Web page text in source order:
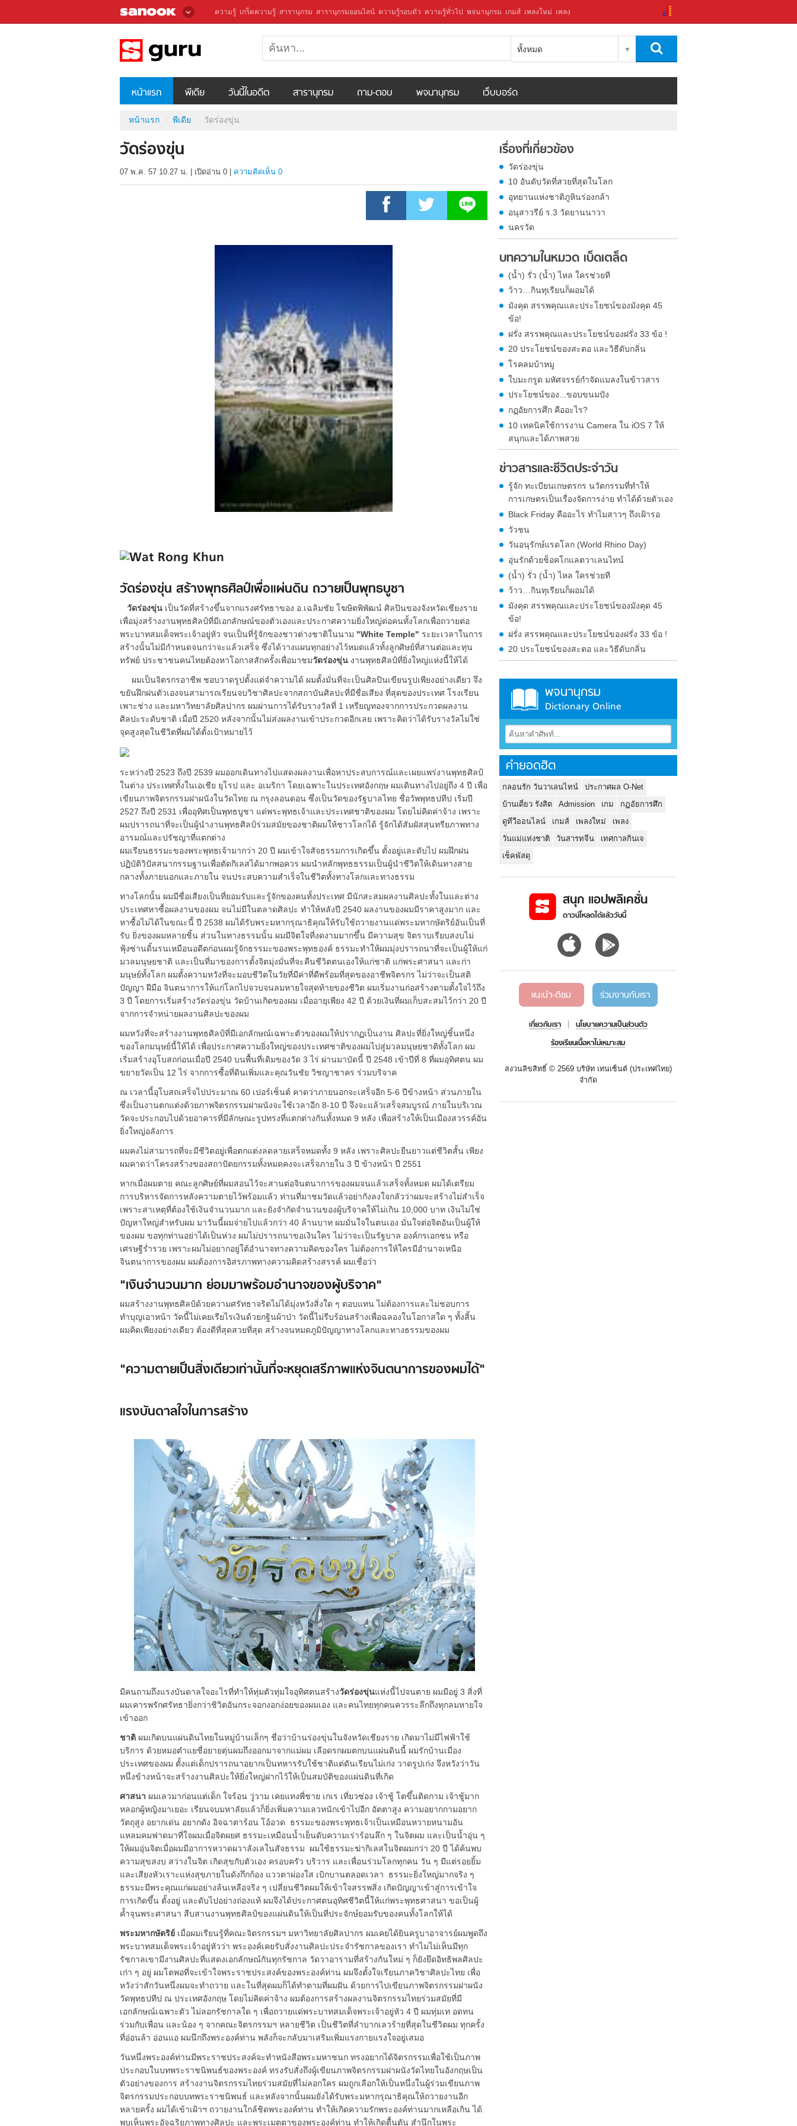
ความรู้ เกร็ดความรู้ สารานุกรม สารานุกรมออนไลน์ ความรู้รอบตัว ความรู้ทั่วไป พจนานุกรม เกมส์ เพลงใหม่ เพลง
ทั้งหมด
หน้าแรก พีเดีย วันนี้ในอดีต สารานุกรม ถาม-ตอบ พจนานุกรม เว็บบอร์ด
หน้าแรก พีเดีย วัดร่องขุ่น
วัดร่องขุ่น
07 พ.ค. 57 10.27 น. เปิดอ่าน 0 ความคิดเห็น 0
วัดร่องขุ่น สร้างพุทธศิลป์เพื่อแผ่นดิน ถวายเป็นพุทธบูชา
วัดร่องขุ่น เป็นวัดที่สร้างขึ้นจากแรงศรัทธาของ อ.เฉลิมชัย โฆษิตพิพัฒน์ ศิลปินของจังหวัดเชียงราย
เพื่อมุ่งสร้างงานพุทธศิลป์ที่มีเอกลักษณ์ของตัวเองและประกาศความยิ่งใหญ่ต่อคนทั้งโลกเพื่อถวายต่อ
พระบาทสมเด็จพระเจ้าอยู่หัว จนเป็นที่รู้จักของชาวต่างชาติในนาม "White Temple" ระยะเวลาในการ
สร้างนั้นไม่มีกำหนดจนกว่าจะแล้วเสร็จ ซึ่งได้วางแผนทุกอย่างไว้หมดแล้วทั้งลูกศิษย์ที่สานต่อและทุน
ทรัพย์ ประชาชนคนไทยต้องหาโอกาสสักครั้งเพื่อมาชมวัดร่องขุ่น งานพุทธศิลป์ที่ยิ่งใหญ่แห่งนี้ให้ได้
ผมเป็นจิตรกรอาชีพ ชอบวาดรูปตั้งแต่จำความได้ ผมตั้งมั่นที่จะเป็นศิลปินเขียนรูปเพียงอย่างเดียว จึง
ขยันฝึกฝนตัวเองจนสามารถเรียนจบวิชาศิลปะจากสถาบันศิลปะที่มีชื่อเสียง ที่สุดของประเทศ โรงเรียน
เพาะช่าง และมหาวิทยาลัยศิลปากร ผมผ่านการได้รับรางวัลที่ 1 เหรียญทองจากการประกวดผลงาน
ศิลปะระดับชาติ เมื่อปี 2520 หลังจากนั้นไม่ส่งผลงานเข้าประกวดอีกเลย เพราะคิดว่าได้รับรางวัลไม่ใช่
จุดสูงสุดในชีวิตที่ผมได้ตั้งเป้าหมายไว้
ระหว่างปี 2523 ถึงปี 2539 ผมออกเดินทางไปแสดงผลงานเพื่อหาประสบการณ์และเผยแพร่งานพุทธศิลป์
ในต่าง ประเทศทั้งในเอเชีย ยุโรป และ อเมริกา โดยเฉพาะในประเทศอังกฤษ ผมเดินทางไปอยู่ถึง 4 ปี เพื่อ
เขียนภาพจิตรกรรมฝาผนังในวัดไทย ณ กรุงลอนดอน ซึ่งเป็นวัดของรัฐบาลไทย ชื่อวัพพุทธปทีป เริ่มปี
2527 ถึงปี 2531 เพื่ออุทิศเป็นพุทธบูชา แด่พระพุทธเจ้าและประเทศชาติของผม โดยไม่คิดค่าจ้าง เพราะ
ผมปรารถนาที่จะเป็นผู้นำงานพุทธศิลป์ร่วมสมัยของชาติผมให้ชาวโลกได้ รู้จักได้สัมผัสสุนทรียภาพทาง
อารมณ์และปรัชญาที่แตกต่าง
ผมเรียนธรรมะของพระพุทธเจ้ามากว่า 20 ปี ผมเข้าใจสัจธรรมการเกิดขึ้น ตั้งอยู่และดับไป ผมฝึกฝน
ปฏิบัติวิปัสสนากรรมฐานเพื่อตัดกิเลสได้มากพอควร ผมนำหลักพุทธธรรมเป็นผู้นำชีวิตให้เดินทางสาย
กลางทั้งภายนอกและภายใน จนประสบความสำเร็จในชีวิตทั้งทางโลกและทางธรรม
ทางโลกนั้น ผมมีชื่อเสียงเป็นที่ยอมรับและรู้จักของคนทั้งประเทศ มีนักสะสมผลงานศิลปะทั้งในและต่าง
ประเทศหาซื้อผลงานของผม จนไม่มีในตลาดศิลปะ ทำให้หลังปี 2540 ผลงานของผมมีราคาสูงมาก และ
หาซื้อไม่ได้ในขณะนี้ ปี 2538 ผมได้รับพระมหากรุณาธิคุณให้รับใช้ถวายงานแด่พระมหากษัตริย์อันเป็นที่
รับ ยิ่งของผมหลายชิ้น ส่วนในทางธรรมนั้น ผมมีจิตใจที่งดงามมากขึ้น มีความสุข จิตราบเรียบสงบไม่
ฟุ้งซ่านดิ้นรนเหมือนอดีตก่อนผมรู้จักธรรมะของพระพุทธองค์ ธรรมะทำให้ผมมุ่งปรารถนาที่จะเป็นผู้ให้แก่
มวลมนุษยชาติ และเป็นที่มาของการตั้งจิตมุ่งมั่นที่จะคืนชีวิตตนเองให้แก่ชาติ แก่พระศาสนา และก่า
มนุษย์ทั้งโลก ผมตั้งความหวังที่จะมอบชีวิตในวัยที่มีค่าที่ดีพร้อมที่สุดของอาชีพจิตรกร ไม่ว่าจะเป็นสติ
ปัญญา ฝีมือ จินตนาการให้แก่โลกไปจวบจนลมหายใจสุดท้ายของชีวิต ผมเริ่มงานก่อสร้างตามตั้งใจไว้ถึง
3 ปี โดยการเริ่มสร้างวัดร่องขุ่น วัดบ้านเกิดของผม เมื่ออายุเพียง 42 ปี ด้วยเงินที่ผมเก็บสะสมไว้กว่า 20 ปี
จากการจำหน่ายผลงานศิลปะของผม
ผมหวังที่จะสร้างงานพุทธศิลป์ที่มีเอกลักษณ์เฉพาะตัวของผมให้ปรากฏเป็นงาน ศิลปะที่ยิ่งใหญ่ชิ้นหนึ่ง
ของโลกมนุษย์นี้ให้ได้ เพื่อประกาศความยิ่งใหญ่ของประเทศชาติของผมไปสู่มวลมนุษยชาติทั้งโลก ผม
เริ่มสร้างอุโบสถก่อนเมื่อปี 2540 บนพื้นที่เดิมของวัด 3 ไร่ ผ่านมาบัดนี้ ปี 2548 เข้าปีที่ 8 ที่ผมอุทิศตน ผม
ขยายวัดเป็น 12 ไร่ จากการซื้อที่ดินเพิ่มและคุณวันชัย วิชญาชาคร ร่วมบริจาค
ณ เวลานี้อุโบสถเสร็จไปประมาณ 60 เปอร์เซ็นต์ คาดว่าภายนอกจะเสร็จอีก 5-6 ปีข้างหน้า ส่วนภายใน
ซึ่งเป็นงานตกแต่งด้วยภาพจิตรกรรมฝาผนังจะใช้เวลาอีก 8-10 ปี จึงจะแล้วเสร็จสมบูรณ์ ภายในบริเวณ
วัดจะประกอบไปด้วยอาคารที่มีลักษณะรูปทรงที่แตกต่างกันทั้งหมด 9 หลัง เพื่อสร้างให้เป็นเมืองสวรรค์อัน
ยิ่งใหญ่อลังการ
ผมคงไม่สามารถที่จะมีชีวิตอยู่เพื่อตกแต่งลดลายเสร็จหมดทั้ง 9 หลัง เพราะศิลปะยืนยาวแต่ชีวิตสั้น เพียง
ผมคาดว่าโครงสร้างของสถาปัตยกรรมทั้งหมดคงจะเสร็จภายใน 3 ปี ข้างหน้า ปี 2551
หากเมื่อผมตาย คณะลูกศิษย์ที่ผมสอนไว้จะสานต่อจินตนาการของผมจนแล้วเสร็จทั้งหมด ผมได้เตรียม
การบริหารจัดการหลังความตายไว้พร้อมแล้ว ท่านที่มาชมวัดแล้วอย่ากังลงใจกลัวว่าผมจะสร้างไม่สำเร็จ
เพราะสาเหตุที่ต้องใช้เงินจำนวนมาก และยังจำกัดจำนวนของผู้บริจาคให้ไม่เกิน 10,000 บาท เงินไม่ใช่
ปัญหาใหญ่สำหรับผม มาวันนี้ผมจ่ายไปแล้วกว่า 40 ล้านบาท ผมมั่นใจในตนเอง มั่นใจต่อจิตอันเป็นผู้ให้
ของผม ขอทุกท่านอย่าได้เป็นห่วง ผมไม่ปรารถนาขอเงินใคร ไม่ว่าจะเป็นรัฐบาล องค์กรเอกชน หรือ
เศรษฐีร่ำรวย เพราะผมไม่อยากอยู่ใต้อำนาจทางความคิดของใคร ไม่ต้องการให้ใครมีอำนาจเหนือ
จินตนาการของผม ผมต้องการอิสรภาพทางความคิดสร้างสรรค์ ผมเชื่อว่า
"เงินจำนวนมาก ย่อมมาพร้อมอำนาจของผู้บริจาค"
ผมสร้างงานพุทธศิลป์ด้วยความศรัทธาจริตไม่ได้มุ่งหวังสิ่งใด ๆ ตอบแทน ไม่ต้องการและไม่ชอบการ
ทำบุญเอาหน้า วัดนี้ไม่เคยเรียไรเงินด้วยกฐินผ้าป่า วัดนี้ไม่รีบร้อนสร้างเพื่อฉลองในโอกาสใด ๆ ทั้งสิ้น
ผมคิดเพียงอย่างเดียว ต้องดีที่สุดสวยที่สุด สร้างจนหมดภูมิปัญญาทางโลกและทางธรรมของผม
"ความตายเป็นสิ่งเดียวเท่านั้นที่จะหยุดเสรีภาพแห่งจินตนาการของผมได้"
แรงบันดาลใจในการสร้าง
มีคนถามถึงแรงบันดาลใจอะไรที่ทำให้ทุ่มตัวทุ่มใจอุทิศตนสร้างวัดร่องขุ่นแห่งนี้ไปจนตาย ผมมีอยู่ 3 สิ่งที่
ผมเคารพรักศรัทธายิ่งกว่าชิวิตอันกระจอกงอกง่อยของผมเอง และคนไทยทุกคนควรระลึกถึงทุกลมหายใจ
เข้าออก
ชาติ ผมเกิดบนแผ่นดินไทยในหมู่บ้านเล็กๆ ชื่อว่าบ้านร่องขุ่นในจังหวัดเชียงราย เกิดมาไม่มีไฟฟ้าใช้
บริการ ด้วยหมอตำแยชื่อยายตุ่นผมถึงออกมาจากแม่ผม เลือดรกผมตกบนแผ่นดินนี้ ผมรักบ้านเมือง
ประเทศของผม ตั้งแต่เด็กปรารถนาอยากเป็นทหารรับใช้ชาติแต่ดันเรียนไม่เก่ง วาดรูปเก่ง จึงหวังว่าวัน
หนึ่งข้างหน้าจะสร้างงานศิลปะให้ยิ่งใหญ่ฝากไว้ให้เป็นสมบัติของแผ่นดินที่เกิด
ศาสนา ผมเลวมาก่อนแต่เด็ก ใจร้อน วู่วาม เคยแทงพี่ชาย เกเร เที่ยวซ่อง เจ้าชู้ โตขึ้นติดกาม เจ้าชู้มาก
หลอกผู้หญิงมาเยอะ เรียนจบมหาลัยแล้วก็ยิ่งเพิ่มความเลวหนักเข้าไปอีก อัตตาสูง ความอยากกามอยาก
วัตถุสูง อยากเด่น อยากดัง อิจฉาตาร้อน โอ้อวด ธรรมะของพระพุทธเจ้าเป็นเหมือนหวายหนามอัน
แหลมคมฟาดมาที่ใจผมเมื่อจิตผยศ ธรรมะเหมือนน้ำเย็นดับความเร่าร้อนลึก ๆ ในจิตผม และเป็นน้ำอุ่น ๆ
ให้ผมอุ่นจิตเมื่อผมมีอาการหวาดผวาลังเลในสัจธรรม ผมใช้ธรรมะฆ่ากิเลสในจิตผมกว่า 20 ปี ได้ค้นพบ
ความสุขสงบ สว่างในจิต เกิดสุขกับตัวเอง ครอบครัว บริวาร และเพื่อนร่วมโลกทุกคน วัน ๆ มีแต่รอยยิ้ม
และเสียงหัวเราะแห่งสุขภายในดังกึกก้อง แววตาผ่องใส เบิกบานตลอดเวลา ธรรมะยิ่งใหญ่มากจริง ๆ
ธรรมะมีพระคุณแก่ผมอย่างล้นเหลือจริง ๆ เปลี่ยนชีวิตผมให้เข้าใจสรรพสิ่ง เกิดปัญญาเข้าสู่การเข้าใจ
การเกิดขึ้น ตั้งอยู่ และดับไปอย่างถ่องแท้ ผมจึงได้ประกาศตนอุทิศชีวิตนี้ให้แก่พระพุทธศาสนา ขอเป็นผู้
ค้ำจุนพระศาสนา สืบสานงานพุทธศิลป์ของแผ่นดินให้เป็นที่ประจักษ์ยอมรับของคนทั้งโลกให้ได้
พระมหากษัตริย์ เมื่อผมเรียนรู้ที่คณะจิตรกรรมฯ มหาวิทยาลัยศิลปากร ผมเคยได้ยินครูบาอาจารย์ผมพูดถึง
พระบาทสมเด็จพระเจ้าอยู่หัวว่า พระองค์เคยรับสั่งงานศิลปะประจำรัชกาลของเรา ทำไมไม่เห็นมีทุก
รัชกาลเขามีงานศิลปะที่แสดงเอกลักษณ์กันทุกรัชกาล วัดวาอารามที่สร้างกันใหม่ ๆ ก็ยังยึดอิทธิพลศิลปะ
เก่า ๆ อยู่ ผมโตพอที่จะเข้าใจพระราชประสงค์ของพระองค์ท่าน ผมจึงตั้งใจเรียนภาควิชาศิลปะไทย เพื่อ
หวังว่าสักวันหนึ่งผมจะทำถวาย และในที่สุดผมก็ได้ทำตามที่ผมฝัน ด้วยการไปเขียนภาพจิตรกรรมฝาผนัง
วัดพุทธปทีป ณ ประเทศอังกฤษ โดยไม่คิดค่าจ้าง ผมต้องการสร้างผลงานจิตรกรรมไทยร่วมสมัยที่มี
เอกลักษณ์เฉพาะตัว ไม่ลอกรัชกาลใด ๆ เพื่อถวายแด่พระบาทสมเด็จพระเจ้าอยู่หัว 4 ปี ผมทุ่มเท อดทน
ร่วมกับเพื่อน และน้อง ๆ จากคณะจิตรกรรมฯ หลายชีวิต เป็นชีวิตที่ลำบากเลวร้ายที่สุดในชีวิตผม ทุกครั้ง
ที่อ่อนล้า อ่อนแอ ผมนึกถึงพระองค์ท่าน พลังก็จะกลับมาเสริมเพิ่มแรงกายแรงใจอยู่เสมอ
วันหนึ่งพระองค์ท่านมีพระราชประสงค์จะทำหนังสือพระมหาชนก ทรงอยากได้จิตรกรรมเพื่อใช้เป็นภาพ
ประกอบในบทพระราชนิพนธ์ของพระองค์ ทรงรับสั่งถึงผู้เขียนภาพจิตรกรรมฝาผนังวัดไทยในอังกฤษเป็น
ตัวอย่างของการ สร้างงานจิตรกรรมไทยร่วมสมัยที่ไม่ลอกใคร ผมถูกเลือกให้เป็นหนึ่งในผู้ร่วมเขียนภาพ
จิตรกรรมประกอบบทพระราชนิพนธ์ และหลังจากนั้นผมยังได้รับพระมหากรุณาธิคุณให้ถวายงานอีก
หลายครั้ง ผมได้เข้าเฝ้าฯ ถวายงานใกล้ชิดพระองค์ท่าน ทำให้เกิดความรักพระองค์ท่านมากเหลือเกิน ได้
พบเห็นพระอัจฉริยภาพทางศิลปะ และพระเมตตาของพระองค์ท่าน ทำให้เกิดตื้นตัน สำนึกในพระ
เรื่องที่เกี่ยวข้อง
วัดร่องขุ่น
10 อันดับวัดที่สวยที่สุดในโลก
อุทยานแห่งชาติภูหินร่องกล้า
อนุสาวรีย์ ร.3 วัดยานนาวา
นครวัด
บทความในหมวด เบ็ดเตล็ด
(น้ำ) รั่ว (น้ำ) ไหล ใครช่วยที
ว้าว…กินทุเรียนก็ผอมได้
มังคุด สรรพคุณและประโยชน์ของมังคุด 45
ข้อ!
ฝรั่ง สรรพคุณและประโยชน์ของฝรั่ง 33 ข้อ !
20 ประโยชน์ของสะตอ และวิธีดับกลิ่น
โรคลมบ้าหมู
ใบมะกรูด มหัศจรรย์กำจัดแมลงในข้าวสาร
ประโยชน์ของ...ขอบขนมปัง
กฏอัยการศึก คืออะไร?
10 เทคนิคใช้การงาน Camera ใน iOS 7 ให้
สนุกและได้ภาพสวย
ข่าวสารและชีวิตประจำวัน
รู้จัก ทะเบียนเกษตรกร นวัตกรรมที่ทำให้
การเกษตรเป็นเรื่องจัดการง่าย ทำได้ด้วยตัวเอง
Black Friday คืออะไร ทำไมสาวๆ ถึงเฝ้ารอ
วัวชน
วันอนุรักษ์แรดโลก (World Rhino Day)
อุ่นรักด้วยช็อคโกแลตวาเลนไทน์
(น้ำ) รั่ว (น้ำ) ไหล ใครช่วยที
ว้าว…กินทุเรียนก็ผอมได้
มังคุด สรรพคุณและประโยชน์ของมังคุด 45
ข้อ!
ฝรั่ง สรรพคุณและประโยชน์ของฝรั่ง 33 ข้อ !
20 ประโยชน์ของสะตอ และวิธีดับกลิ่น
พจนานุกรม
Dictionary Online
คำยอดฮิต
กลอนรัก วันวาเลนไทน์
ประกาศผล O-Net
บ้านเดี่ยว รังสิต
Admission เกม
กฏอัยการศึก
ดูทีวีออนไลน์
เกมส์ เพลงใหม่
เพลง
วันแม่แห่งชาติ
วันสารทจีน
เทศกาลกินเจ
เช็คพัสดุ
สนุก แอปพลิเคชั่น
ดาวน์โหลดได้แล้ววันนี้
แนะนำ-ติชม ร่วมงานกับเรา
เกี่ยวกับเรา
นโยบายความเป็นส่วนตัว
ร้องเรียนเนื้อหาไม่เหมาะสม
สงวนลิขสิทธิ์ © 2569 บริษัท เทนเซ็นต์ (ประเทศไทย)
จำกัด